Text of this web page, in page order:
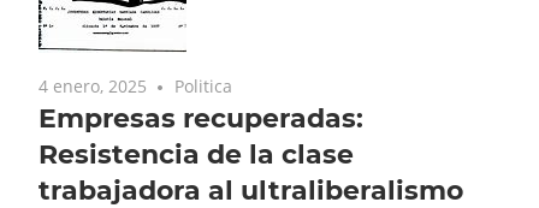
4 enero, 2025 Politica
Empresas recuperadas:
Resistencia de la clase
trabajadora al ultraliberalismo